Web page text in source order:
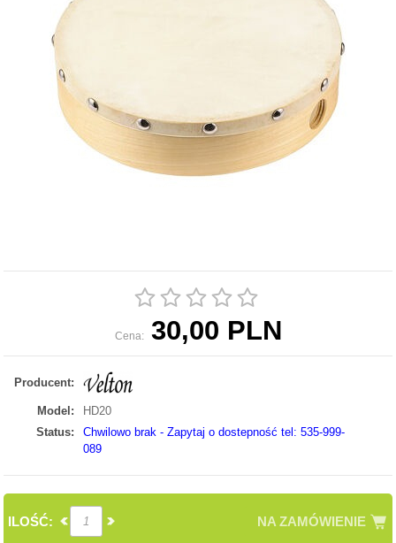
Cena: 30,00 PLN
Producent:
Model:
HD20
Status:
Chwilowo brak - Zapytaj o dostepność tel: 535-999-
089
NA ZAMÓWIENIE
ILOŚĆ: